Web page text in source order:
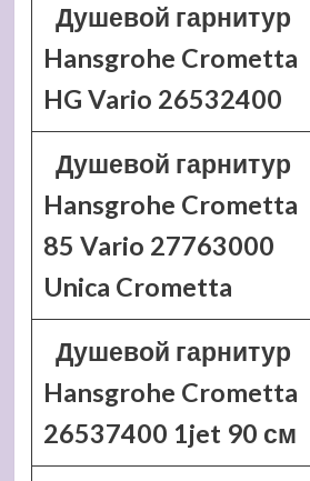
Душевой гарнитур
Hansgrohe Crometta
HG Vario 26532400
Душевой гарнитур
Hansgrohe Crometta
85 Vario 27763000
Unica Crometta
Душевой гарнитур
Hansgrohe Crometta
26537400 1jet 90 см